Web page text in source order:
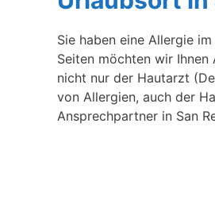
Sie haben eine Allergie
Seiten möchten wir
nicht nur der Hautarzt
von Allergien, auch der
Ansprechpartner in San